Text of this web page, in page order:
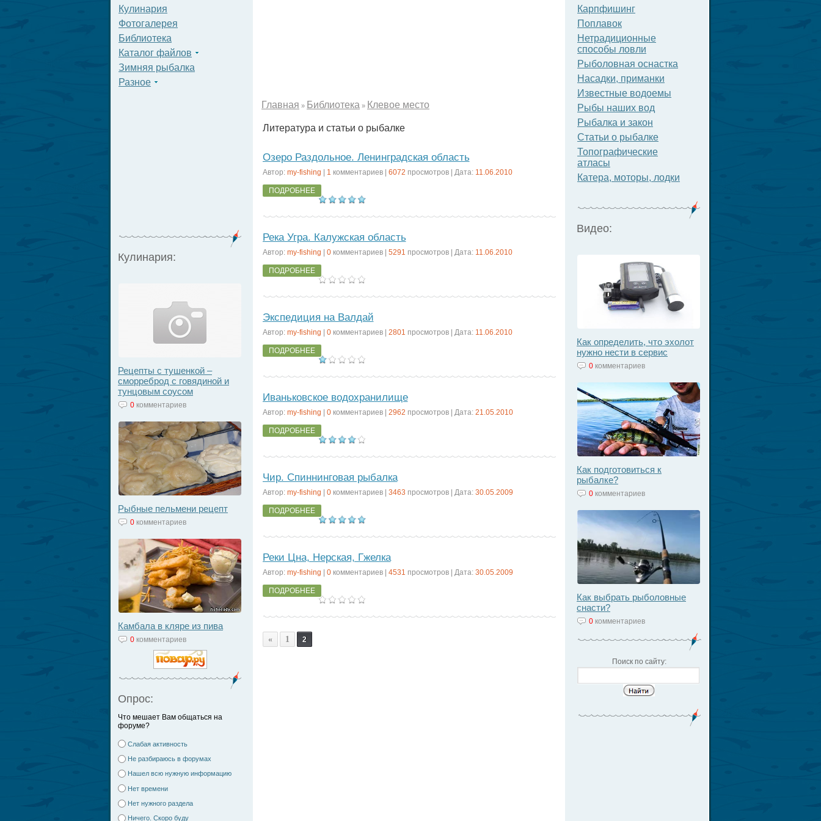
Кулинария
Фотогалерея
Библиотека
Каталог файлов
Зимняя рыбалка
Разное
Кулинария:
Рецепты с тушенкой –
сморреброд с говядиной и
тунцовым соусом
0 комментариев
Рыбные пельмени рецепт
0 комментариев
Камбала в кляре из пива
0 комментариев
Опрос:
Что мешает Вам общаться на
форуме?
Слабая активность
Не разбираюсь в форумах
Нашел всю нужную информацию
Нет времени
Нет нужного раздела
Ничего. Скоро буду
Главная » Библиотека » Клевое место
Литература и статьи о рыбалке
Озеро Раздольное. Ленинградская область
Автор: my-fishing 1 комментариев | 6072 просмотров | Дата: 11.06.2010
ПОДРОБНЕЕ
Река Угра. Калужская область
Автор: my-fishing 0комментариев | 5291 просмотров | Дата: 11.06.2010
ПОДРОБНЕЕ
Экспедиция на Валдай
Автор: my-fishing 0комментариев | 2801 просмотров | Дата: 11.06.2010
ПОДРОБНЕЕ
Иваньковское водохранилище
Автор: my-fishing 0комментариев | 2962 просмотров | Дата: 21.05.2010
ПОДРОБНЕЕ
Чир. Спиннинговая рыбалка
Автор: my-fishing 0комментариев | 3463 просмотров | Дата: 30.05.2009
ПОДРОБНЕЕ
Реки Цна, Нерская, Гжелка
Автор: my-fishing 0комментариев | 4531 просмотров | Дата: 30.05.2009
ПОДРОБНЕЕ
« 1 2
Карпфишинг
Поплавок
Нетрадиционные
способы ловли
Рыболовная оснастка
Насадки, приманки
Известные водоемы
Рыбы наших вод
Рыбалка и закон
Статьи о рыбалке
Топографические
атласы
Катера, моторы, лодки
Видео:
Как определить, что эхолот
нужно нести в сервис
0 комментариев
Как подготовиться к
рыбалке?
0 комментариев
Как выбрать рыболовные
снасти?
0 комментариев
Поиск по сайту: